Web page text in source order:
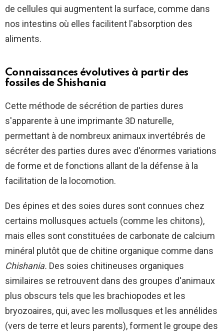
de cellules qui augmentent la surface, comme dans
nos intestins où elles facilitent l'absorption des
aliments.
Connaissances évolutives à partir des
fossiles de Shishania
Cette méthode de sécrétion de parties dures
s'apparente à une imprimante 3D naturelle,
permettant à de nombreux animaux invertébrés de
sécréter des parties dures avec d'énormes variations
de forme et de fonctions allant de la défense à la
facilitation de la locomotion.
Des épines et des soies dures sont connues chez
certains mollusques actuels (comme les chitons),
mais elles sont constituées de carbonate de calcium
minéral plutôt que de chitine organique comme dans
Chishania. Des soies chitineuses organiques
similaires se retrouvent dans des groupes d'animaux
plus obscurs tels que les brachiopodes et les
bryozoaires, qui, avec les mollusques et les annélides
(vers de terre et leurs parents), forment le groupe des